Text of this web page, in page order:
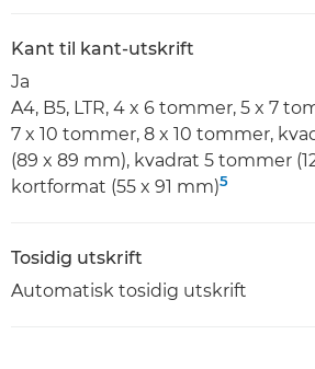
Kant til kant-utskrift
Ja
A4, B5, LTR, 4 x 6 tommer, 5 x 7
7 x 10 tommer, 8 x 10 tommer,
(89 x 89 mm), kvadrat 5 tommer
kortformat (55 x 91 mm)5
Tosidig utskrift
Automatisk tosidig utskrift